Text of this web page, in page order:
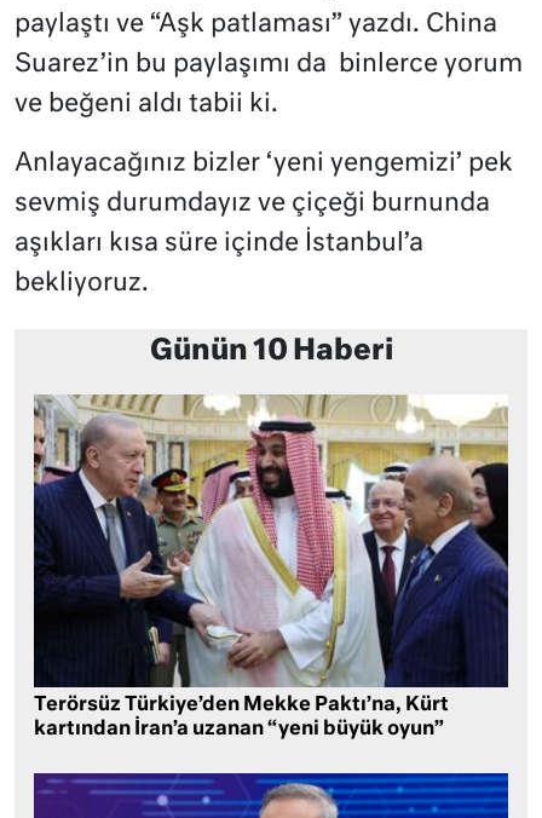
paylaştı ve “Aşk patlaması” yazdı. China
Suarez’in bu paylaşımı da binlerce yorum
ve beğeni aldı tabii ki.
Anlayacağınız bizler ‘yeni yengemizi’ pek
sevmiş durumdayız ve çiçeği burnunda
aşıkları kısa süre içinde İstanbul’a
bekliyoruz.
Günün 10 Haberi
Terörsüz Türkiye’den Mekke Paktı’na, Kürt
kartından İran’a uzanan “yeni büyük oyun”